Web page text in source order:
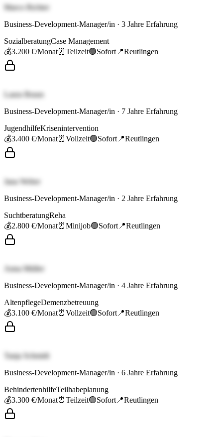
Marco Richter
Business-Development-Manager/in · 3 Jahre Erfahrung
SozialberatungCase Management
💰3.200 €/Monat⏰Teilzeit🟢Sofort 📍Reutlingen
Laura Braun
Business-Development-Manager/in · 7 Jahre Erfahrung
JugendhilfeKrisenintervention
💰3.400 €/Monat⏰Vollzeit🟢Sofort 📍Reutlingen
Jana Weber
Business-Development-Manager/in · 2 Jahre Erfahrung
SuchtberatungReha
💰2.800 €/Monat⏰Minijob🟢Sofort 📍Reutlingen
Anna Müller
Business-Development-Manager/in · 4 Jahre Erfahrung
AltenpflegeDemenzbetreuung
💰3.100 €/Monat⏰Vollzeit🟢Sofort 📍Reutlingen
Tanja Schmidt
Business-Development-Manager/in · 6 Jahre Erfahrung
BehindertenhilfeTeilhabeplanung
💰3.300 €/Monat⏰Teilzeit🟢Sofort 📍Reutlingen